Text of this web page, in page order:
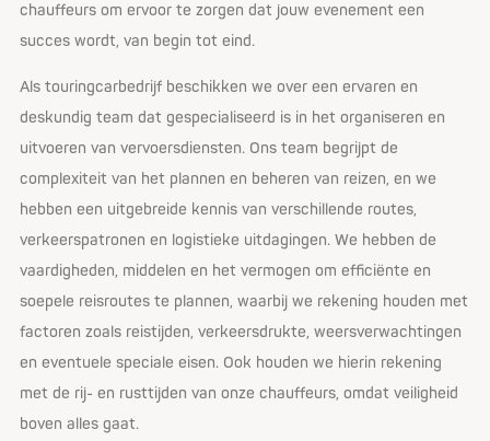
chauffeurs om ervoor te zorgen dat jouw evenement een
succes wordt, van begin tot eind.
Als touringcarbedrijf beschikken we over een ervaren en
deskundig team dat gespecialiseerd is in het organiseren en
uitvoeren van vervoersdiensten. Ons team begrijpt de
complexiteit van het plannen en beheren van reizen, en we
hebben een uitgebreide kennis van verschillende routes,
verkeerspatronen en logistieke uitdagingen. We hebben de
vaardigheden, middelen en het vermogen om efficiënte en
soepele reisroutes te plannen, waarbij we rekening houden met
factoren zoals reistijden, verkeersdrukte, weersverwachtingen
en eventuele speciale eisen. Ook houden we hierin rekening
met de rij- en rusttijden van onze chauffeurs, omdat veiligheid
boven alles gaat.